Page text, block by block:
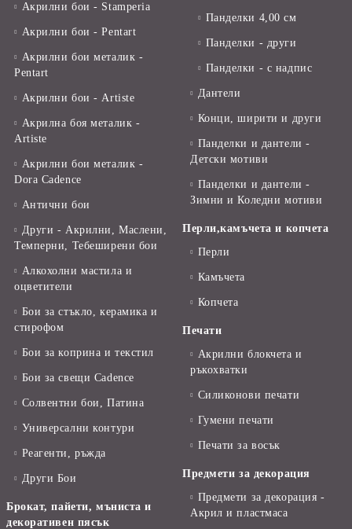
Акрилни бои - Stamperia
Акрилни бои - Pentart
Акрилни бои металик -
Pentart
Акрилни бои - Artiste
Акрилна боя металик -
Artiste
Акрилни бои металик -
Dora Cadence
Антични бои
Други - Акрилни, Маслени,
Темперни, Тебеширени бои
Алкохолни мастила и
оцветители
Бои за стъкло, керамика и
стирофом
Бои за коприна и текстил
Бои за свещи Cadence
Солвентни бои, Патина
Универсални контури
Реагенти, ръжда
Други Бои
Брокат, пайети, мъниста и
декоративен пясък
Панделки 4,00 см
Панделки - други
Панделки - с надпис
Дантели
Конци, ширити и други
Панделки и дантели -
Детски мотиви
Панделки и дантели -
Зимни и Коледни мотиви
Перли,камъчета и копчета
Перли
Камъчета
Копчета
Печати
Акрилни блокчета и
ръкохватки
Силиконови печати
Гумени печати
Печати за восък
Предмети за декорация
Предмети за декорация -
Акрил и пластмаса